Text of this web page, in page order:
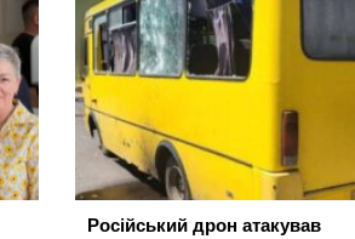
Російський дрон атакував